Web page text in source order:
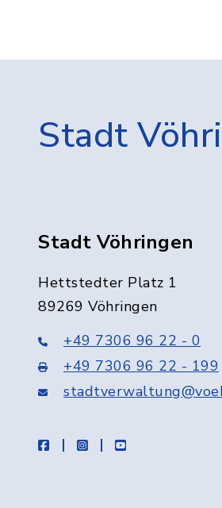
Stadt
Stadt Vöhringen
Hettstedter Platz 1
89269 Vöhringen
+49 7306 96 22 - 0
+49 7306 96 22 - 199
facebookinstagramyoutube